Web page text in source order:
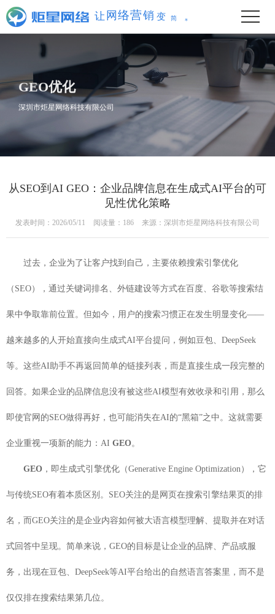
让 网络营销 变 简 单
GEO优化
深圳市炬星网络科技有限公司
从SEO到AI GEO：企业品牌信息在生成式AI平台的可
见性优化策略
发表时间：2026/05/11 阅读量：186 来源：深圳市炬星网络科技有限公司
过去，企业为了让客户找到自己，主要依赖搜索引擎优化
（SEO），通过关键词排名、外链建设等方式在百度、谷歌等搜索结
果中争取靠前位置。但如今，用户的搜索习惯正在发生明显变化——
越来越多的人开始直接向生成式AI平台提问，例如豆包、DeepSeek
等。这些AI助手不再返回简单的链接列表，而是直接生成一段完整的
回答。如果企业的品牌信息没有被这些AI模型有效收录和引用，那么
即使官网的SEO做得再好，也可能消失在AI的“黑箱”之中。这就需要
企业重视一项新的能力：AI GEO。
GEO ，即生成式引擎优化（Generative Engine Optimization），它
与传统SEO有着本质区别。SEO关注的是网页在搜索引擎结果页的排
名，而GEO关注的是企业内容如何被大语言模型理解、提取并在对话
式回答中呈现。简单来说，GEO的目标是让企业的品牌、产品或服
务，出现在豆包、DeepSeek等AI平台给出的自然语言答案里，而不是
仅仅排在搜索结果第几位。